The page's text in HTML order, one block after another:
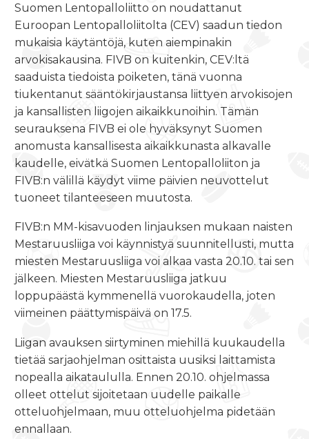
Suomen Lentopalloliitto on noudattanut
Euroopan Lentopalloliitolta (CEV) saadun tiedon
mukaisia käytäntöjä, kuten aiempinakin
arvokisakausina. FIVB on kuitenkin, CEV:ltä
saaduista tiedoista poiketen, tänä vuonna
tiukentanut sääntökirjaustansa liittyen arvokisojen
ja kansallisten liigojen aikaikkunoihin. Tämän
seurauksena FIVB ei ole hyväksynyt Suomen
anomusta kansallisesta aikaikkunasta alkavalle
kaudelle, eivätkä Suomen Lentopalloliiton ja
FIVB:n välillä käydyt viime päivien neuvottelut
tuoneet tilanteeseen muutosta.
FIVB:n MM-kisavuoden linjauksen mukaan naisten
Mestaruusliiga voi käynnistyä suunnitellusti, mutta
miesten Mestaruusliiga voi alkaa vasta 20.10. tai sen
jälkeen. Miesten Mestaruusliiga jatkuu
loppupäästä kymmenellä vuorokaudella, joten
viimeinen päättymispäivä on 17.5.
Liigan avauksen siirtyminen miehillä kuukaudella
tietää sarjaohjelman osittaista uusiksi laittamista
nopealla aikataululla. Ennen 20.10. ohjelmassa
olleet ottelut sijoitetaan uudelle paikalle
otteluohjelmaan, muu otteluohjelma pidetään
ennallaan.